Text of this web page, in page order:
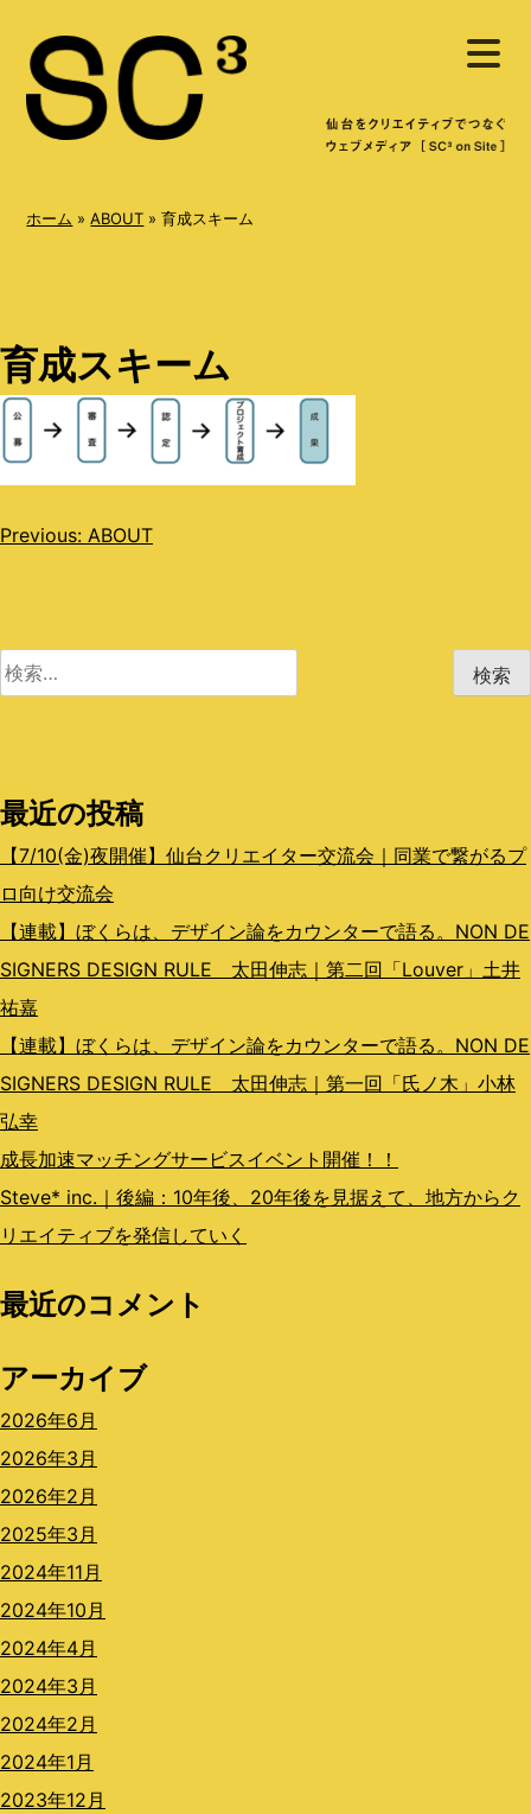
t
e
メ
ニ
を
開
く
ホーム »ABOUT »育成スキーム
育成スキーム
投
ビ
シ
ョ
ン
Previous: ABOUT
検
最近の投稿
【7/10(金)夜開催】仙台クリエイター交流会｜同業で繋がるプ
ロ向け交流会
【連載】ぼくらは、デザイン論をカウンターで語る。NON DE
SIGNERS DESIGN RULE 太田伸志｜第二回「Louver」土井
祐嘉
【連載】ぼくらは、デザイン論をカウンターで語る。NON DE
SIGNERS DESIGN RULE 太田伸志｜第一回「氏ノ木」小林
弘幸
成長加速マッチングサービスイベント開催！！
Steve* inc.｜後編：10年後、20年後を見据えて、地方からク
リエイティブを発信していく
最近のコメント
アーカイブ
2026年6月
2026年3月
2026年2月
2025年3月
2024年11月
2024年10月
2024年4月
2024年3月
2024年2月
2024年1月
2023年12月